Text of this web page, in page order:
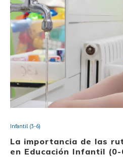
Infantil (3-6)
La importancia de las
en Educación Infantil (0-